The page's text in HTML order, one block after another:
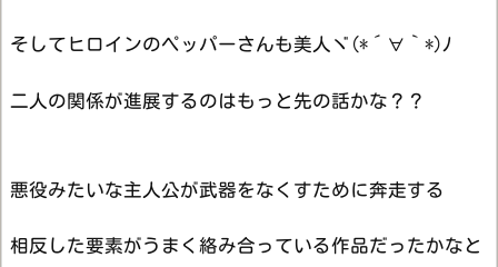
そしてヒロインのペッパーさんも美人ヾ(*´∀｀*)ﾉ
二人の関係が進展するのはもっと先の話かな？？
悪役みたいな主人公が武器をなくすために奔走する
相反した要素がうまく絡み合っている作品だったかなと